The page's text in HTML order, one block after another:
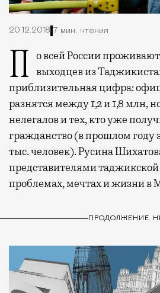
20.12.2018 7 мин. чтения
По всей России проживают около 2 млн выходцев из
приблизительная цифра:
разнятся между 1,2 и 1,8 млн,
нелегалов и тех, кто уже
гражданство (в прошлом году
тыс. человек). Русина
представителями
проблемах, мечтах и жизни в
ПРОДОЛЖЕНИЕ